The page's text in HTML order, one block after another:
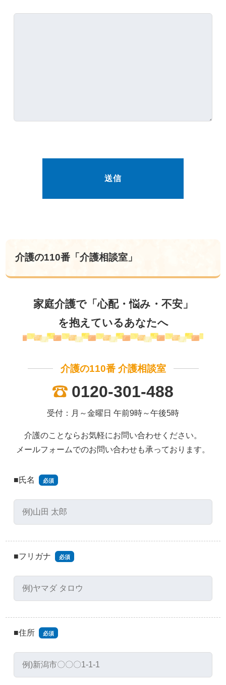
介護の110番「介護相談室」
家庭介護で「心配・悩み・不安」
を抱えているあなたへ
介護の110番 介護相談室
0120-301-488
受付：月～金曜日 午前9時～午後5時
介護のことならお気軽にお問い合わせください。
メールフォームでのお問い合わせも承っております。
■氏名 必須
■フリガナ 必須
■住所 必須